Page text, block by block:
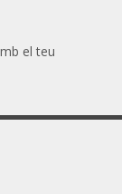
el teu